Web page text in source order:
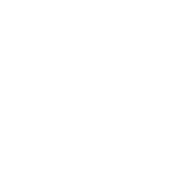
okkar við viðskiptavini og því tökum við vel á
neikvæð.